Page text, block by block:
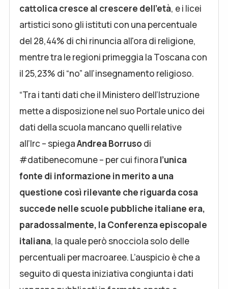
cattolica cresce al crescere dell’età, e i licei
artistici sono gli istituti con una percentuale
del 28,44% di chi rinuncia all'ora di religione,
mentre tra le regioni primeggia la Toscana con
il 25,23% di “no” all’insegnamento religioso.
“Tra i tanti dati che il Ministero dell’Istruzione
mette a disposizione nel suo Portale unico dei
dati della scuola mancano quelli relative
all’Irc – spiegaAndrea Borrusodi
#datibenecomune – per cui finora l’unica
fonte di informazione in merito a una
questione così rilevante che riguarda cosa
succede nelle scuole pubbliche italiane era,
paradossalmente, la Conferenza episcopale
italiana, la quale però snocciola solo delle
percentuali per macroaree. L’auspicio è che a
seguito di questa iniziativa congiunta i dati